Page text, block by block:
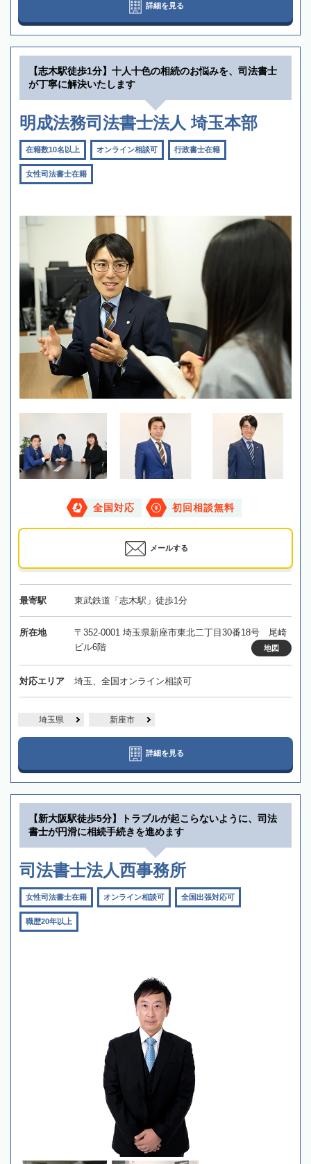
詳細を見る
【志木駅徒歩1分】十人十色の相続のお悩みを、司法書士
が丁寧に解決いたします
明成法務司法書士法人 埼玉本部
在籍数10名以上 オンライン相談可 行政書士在籍
女性司法書士在籍
全国対応 初回相談無料
メールする
最寄駅 東武鉄道「志木駅」徒歩1分
所在地
〒352-0001 埼玉県新座市東北二丁目30番18号 尾崎
ビル6階
地図
対応エリア 埼玉、全国オンライン相談可
埼玉県 新座市
詳細を見る
【新大阪駅徒歩5分】トラブルが起こらないように、司法
書士が円滑に相続手続きを進めます
司法書士法人西事務所
女性司法書士在籍 オンライン相談可 全国出張対応可
職歴20年以上